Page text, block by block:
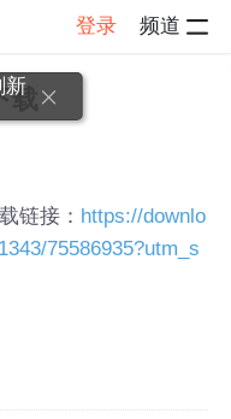
登录 频道
子详情
链接： https://downlo
75586935?utm_s
新